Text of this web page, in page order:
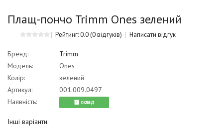
Плащ-пончо Trimm Ones зелений
Рейтинг: 0.0(0 відгуків) Написати відгук
Бренд:
Trimm
Модель:
Ones
Колір:
зелений
Артикул:
001.009.0497
Наявність:
cклад
Інші варіанти: